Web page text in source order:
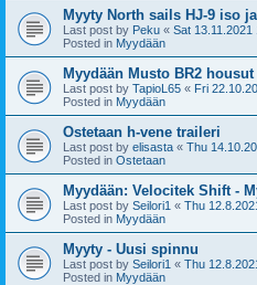
Myyty North sails HJ-9 iso
Last post by Peku « Sat 13.11.2021
Posted in Myydään
Myydään Musto BR2
Last post by TapioL65 « Fri
Posted in Myydään
Ostetaan h-vene traileri
Last post by elisasta « Thu
Posted in Ostetaan
Myydään: Velocitek Shift -
Last post by Seilori1 « Thu
Posted in Myydään
Myyty - Uusi spinnu
Last post by Seilori1 « Thu
Posted in Myydään